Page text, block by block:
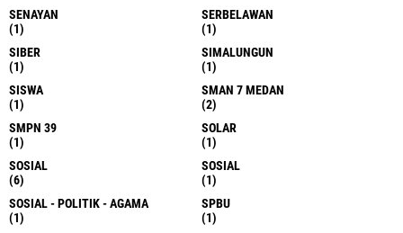
SENAYAN
(1)
SERBELAWAN
(1)
SIBER
(1)
SIMALUNGUN
(1)
SISWA
(1)
SMAN 7 MEDAN
(2)
SMPN 39
(1)
SOLAR
(1)
SOSIAL
(6)
SOSIAL
(1)
SOSIAL - POLITIK - AGAMA
(1)
SPBU
(1)